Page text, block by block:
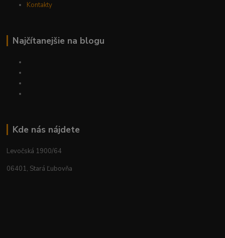
Kontakty
Najčítanejšie na blogu
Kde nás nájdete
Levočská 1900/64
06401, Stará Ľubovňa